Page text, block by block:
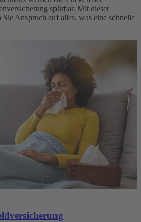
spürbar. Mit dieser
Sie Anspruch auf alles, was eine schnelle